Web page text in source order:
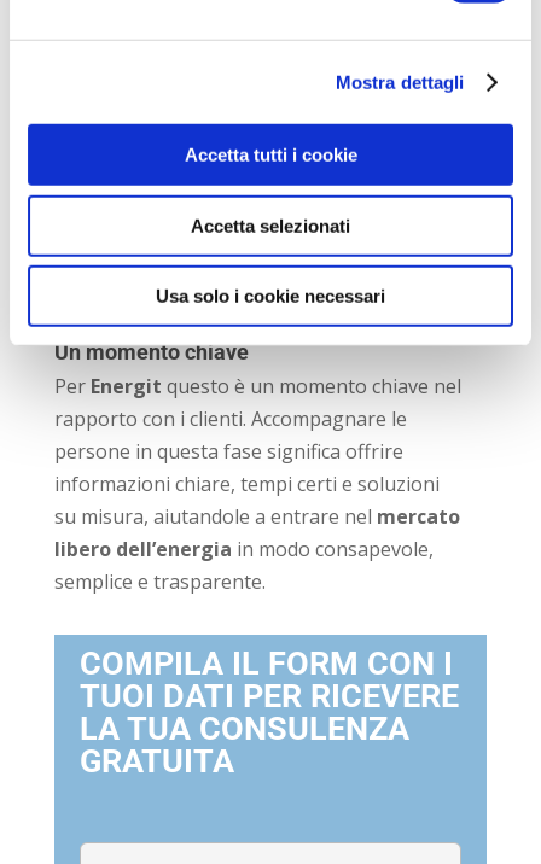
Mostra dettagli
Accetta tutti i cookie
Accetta selezionati
Usa solo i cookie necessari
burocratica, ma rappresenta il momento in
utile per valutare tariffe, servizi aggiuntivi e
soluzioni più sostenibili, come offerte legate
all’energia rinnovabile.
Un momento chiave
Per Energit questo è un momento chiave nel
rapporto con i clienti. Accompagnare le
persone in questa fase significa offrire
informazioni chiare, tempi certi e soluzioni
su misura, aiutandole a entrare nel mercato
libero dell’energia in modo consapevole,
semplice e trasparente.
COMPILA IL FORM CON I
TUOI DATI PER RICEVERE
LA TUA CONSULENZA
GRATUITA